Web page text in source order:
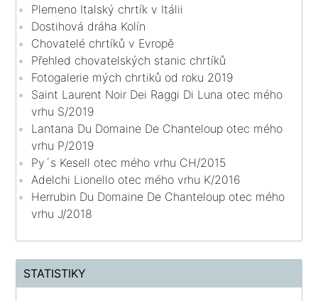
Plemeno Italský chrtík v Itálii
Dostihová dráha Kolín
Chovatelé chrtíků v Evropě
Přehled chovatelských stanic chrtíků
Fotogalerie mých chrtiků od roku 2019
Saint Laurent Noir Dei Raggi Di Luna otec mého
vrhu S/2019
Lantana Du Domaine De Chanteloup otec mého
vrhu P/2019
Py´s Kesell otec mého vrhu CH/2015
Adelchi Lionello otec mého vrhu K/2016
Herrubin Du Domaine De Chanteloup otec mého
vrhu J/2018
STATISTIKY